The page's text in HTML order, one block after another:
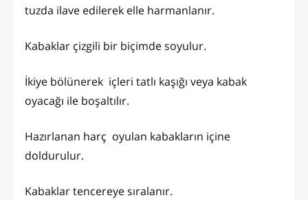
tuzda ilave edilerek elle harmanlanır.
Kabaklar çizgili bir biçimde soyulur.
İkiye bölünerek içleri tatlı kaşığı veya kabak
oyacağı ile boşaltılır.
Hazırlanan harç oyulan kabakların içine
doldurulur.
Kabaklar tencereye sıralanır.